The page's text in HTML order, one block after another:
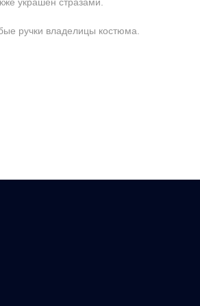
украшен стразами.
ручки владелицы костюма.